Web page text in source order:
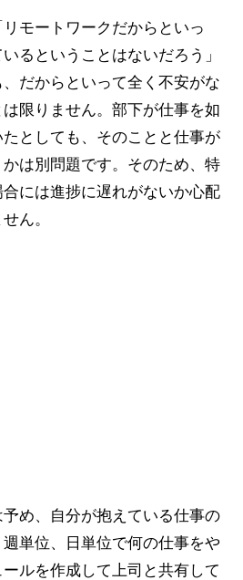
リモートワークだからといっ
るということはないだろう」
だからといって全く不安がな
限りません。部下が仕事を如
としても、そのことと仕事が
は別問題です。そのため、特
には進捗に遅れがないか心配
ん。
め、自分が抱えている仕事の
単位、日単位で何の仕事をや
ルを作成して上司と共有して